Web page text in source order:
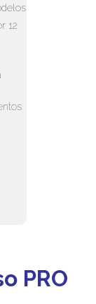
12
PRO